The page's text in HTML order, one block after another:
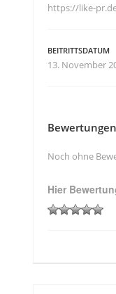
https://like-
BEITRITTSDATUM
13. November
Bewertungen
Noch ohne
Hier